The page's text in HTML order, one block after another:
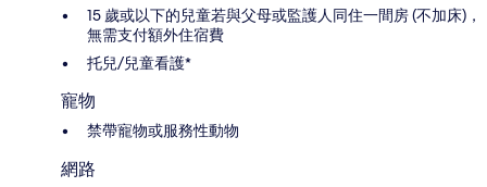
15 歲或以下的兒童若與父母或監護人同住一間房 (不加床)，
無需支付額外住宿費
托兒/兒童看護*
寵物
禁帶寵物或服務性動物
網路